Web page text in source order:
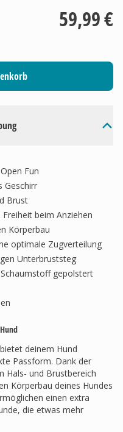
Fun
Geschirr
Brust
beim Anziehen
Körperbau
optimale Zugverteilung
Unterbruststeg
gepolstert
deinem Hund
Passform. Dank der
Hals- und Brustbereich
Körperbau deines Hundes
einen extra
die etwas mehr
59,99 €